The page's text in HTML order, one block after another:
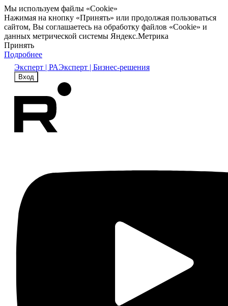
Мы используем файлы «Cookie»
Нажимая на кнопку «Принять» или продолжая пользоваться
сайтом, Вы соглашаетесь на обработку файлов «Cookie» и
данных метрической системы Яндекс.Метрика
Принять
Подробнее
Эксперт | РАЭксперт | Бизнес-решения
Вход